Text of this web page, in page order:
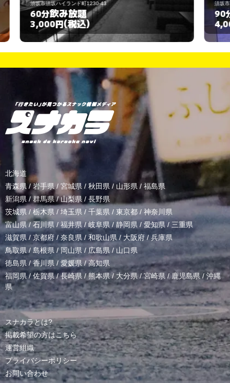
須坂市331-3
90分飲み放題
4,000円(税込)
北海道
青森県 / 岩手県/ 宮城県 / 秋田県 / 山形県/ 福島県
新潟県 /群馬県/山梨県 / 長野県
茨城県 / 栃木県 / 埼玉県 / 千葉県 / 東京都 / 神奈川県
富山県 /石川県/福井県/岐阜県 / 静岡県 / 愛知県 / 三重県
滋賀県 / 京都府 / 奈良県 / 和歌山県/ 大阪府 /兵庫県
鳥取県/ 島根県 /岡山県/ 広島県 / 山口県
徳島県 /香川県 / 愛媛県/高知県
福岡県/佐賀県/長崎県 /熊本県/ 大分県/宮崎県 /鹿児島県 / 沖縄
県
スナカラとは?
掲載希望の方はこちら
運営組織
プライバシーポリシー
お問い合わせ